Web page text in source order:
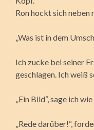
Ron hockt sich neben
„Was ist in dem
Ich zucke bei seiner
geschlagen. Ich weiß
„Ein Bild“, sage ich
„Rede darüber!“,